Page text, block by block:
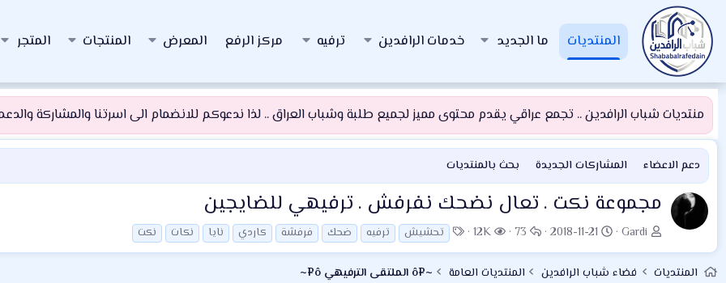
المنتديات ما الجديد خدمات الرافدين ترفيه مركز الرفع المعرض المنتجات المتجر
منتديات شباب الرافدين .. تجمع عراقي يقدم محتوى مميز لجميع طلبة وشباب العراق .. لذا ندعوكم للانضمام الى اسرتنا والمشاركة
دعم الاعضاء المشاركات الجديدة بحث بالمنتديات
مجموعة نكت . تعال نضحك نفرفش . ترفيهي للضايجين
ب
ا
د
Gardi
ت
ا
ر
2018-11-21
ا
ل
ر
73
ا
ل
م
12K
ا
ل
و
تحشيش ترفيه ضحك فرفشة كاردي نايا نكات نكت
المنتديات فضاء شباب الرافدين المنتديات العامة ~¤ô الملتقى الترفيهي ô¤~